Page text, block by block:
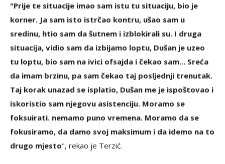
"Prije te situacije imao sam istu tu situaciju, bio je
korner. Ja sam isto istrčao kontru, ušao sam u
sredinu, htio sam da šutnem i izblokirali su. I druga
situacija, vidio sam da izbijamo loptu, Dušan je uzeo
tu loptu, bio sam na ivici ofsajda i čekao sam... Sreća
da imam brzinu, pa sam čekao taj posljednji trenutak.
Taj korak unazad se isplatio, Dušan me je ispoštovao i
iskoristio sam njegovu asistenciju. Moramo se
foksuirati. nemamo puno vremena. Moramo da se
fokusiramo, da damo svoj maksimum i da idemo na to
drugo mjesto", rekao je Terzić.